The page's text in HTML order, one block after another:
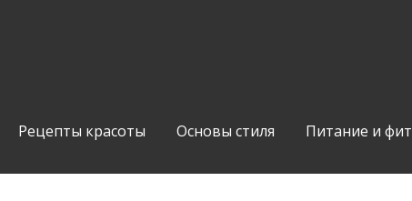
Рецепты красоты Основы стиля Питание и